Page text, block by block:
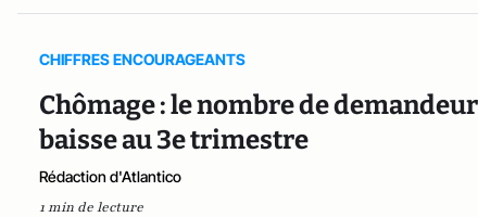
CHIFFRES ENCOURAGEANTS
Chômage : le nombre de
baisse au 3e trimestre
Rédaction d'Atlantico
1 min de lecture